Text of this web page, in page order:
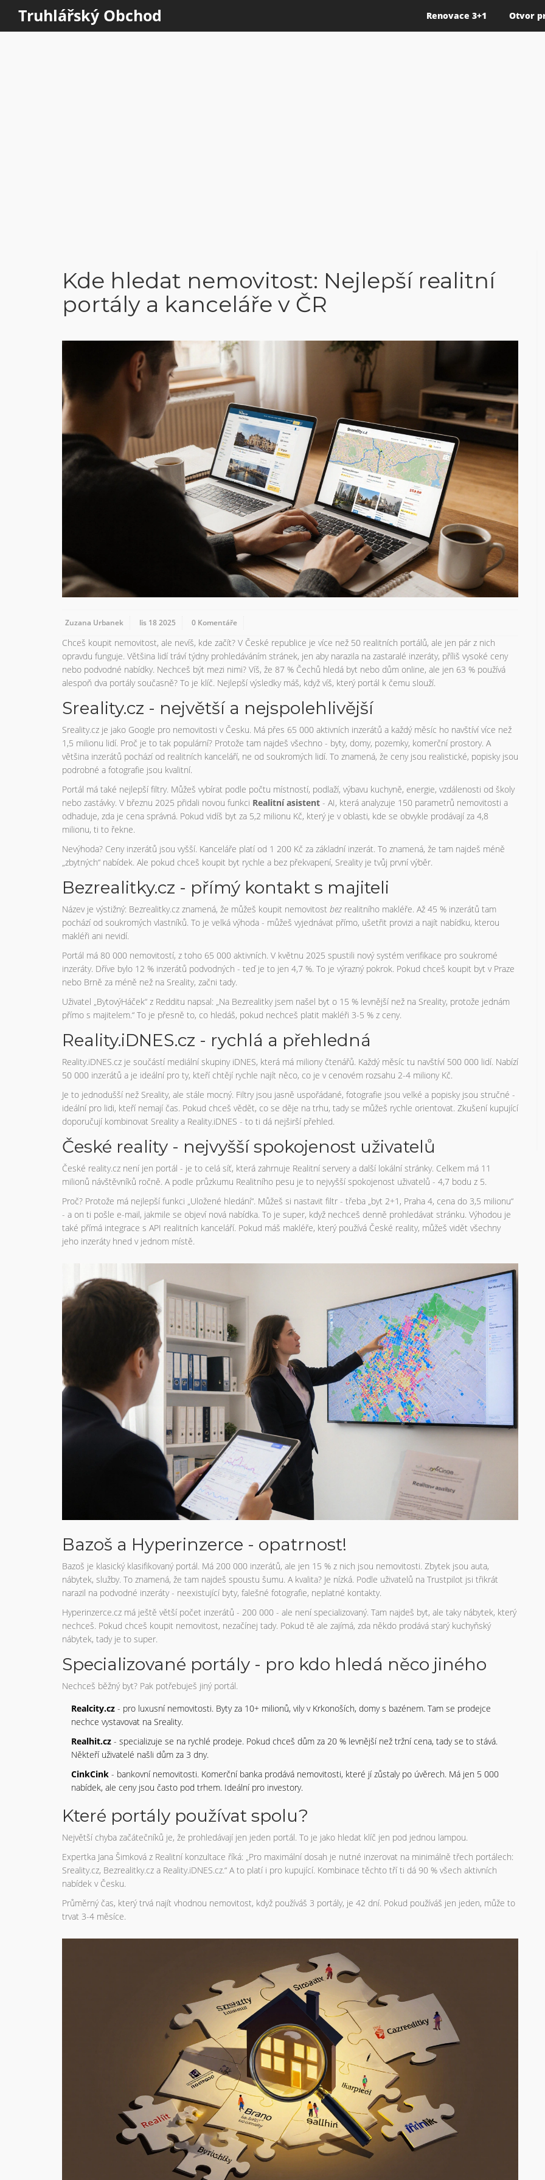
Truhlářský Obchod Renovace 3+1 Otvor
Kde hledat nemovitost: Nejlepší realitní
portály a kanceláře v ČR
Zuzana Urbanek lis 18 2025 0 Komentáře
Chceš koupit nemovitost, ale nevíš, kde začít? V České republice je více než 50 realitních portálů, ale jen pár z nich
opravdu funguje. Většina lidí tráví týdny prohledáváním stránek, jen aby narazila na zastaralé inzeráty, příliš vysoké ceny
nebo podvodné nabídky. Nechceš být mezi nimi? Víš, že 87 % Čechů hledá byt nebo dům online, ale jen 63 % používá
alespoň dva portály současně? To je klíč. Nejlepší výsledky máš, když víš, který portál k čemu slouží.
Sreality.cz - největší a nejspolehlivější
Sreality.cz je jako Google pro nemovitosti v Česku. Má přes 65 000 aktivních inzerátů a každý měsíc ho navštíví více než
1,5 milionu lidí. Proč je to tak populární? Protože tam najdeš všechno - byty, domy, pozemky, komerční prostory. A
většina inzerátů pochází od realitních kanceláří, ne od soukromých lidí. To znamená, že ceny jsou realistické, popisky jsou
podrobné a fotografie jsou kvalitní.
Portál má také nejlepší filtry. Můžeš vybírat podle počtu místností, podlaží, výbavu kuchyně, energie, vzdálenosti od školy
nebo zastávky. V březnu 2025 přidali novou funkci Realitní asistent - AI, která analyzuje 150 parametrů nemovitosti a
odhaduje, zda je cena správná. Pokud vidíš byt za 5,2 milionu Kč, který je v oblasti, kde se obvykle prodávají za 4,8
milionu, ti to řekne.
Nevýhoda? Ceny inzerátů jsou vyšší. Kanceláře platí od 1 200 Kč za základní inzerát. To znamená, že tam najdeš méně
„zbytných“ nabídek. Ale pokud chceš koupit byt rychle a bez překvapení, Sreality je tvůj první výběr.
Bezrealitky.cz - přímý kontakt s majiteli
Název je výstižný: Bezrealitky.cz znamená, že můžeš koupit nemovitost bez realitního makléře. Až 45 % inzerátů tam
pochází od soukromých vlastníků. To je velká výhoda - můžeš vyjednávat přímo, ušetřit provizi a najít nabídku, kterou
makléři ani nevidí.
Portál má 80 000 nemovitostí, z toho 65 000 aktivních. V květnu 2025 spustili nový systém verifikace pro soukromé
inzeráty. Dříve bylo 12 % inzerátů podvodných - teď je to jen 4,7 %. To je výrazný pokrok. Pokud chceš koupit byt v Praze
nebo Brně za méně než na Sreality, začni tady.
Uživatel „BytovýHáček“ z Redditu napsal: „Na Bezrealitky jsem našel byt o 15 % levnější než na Sreality, protože jednám
přímo s majitelem.“ To je přesně to, co hledáš, pokud nechceš platit makléři 3-5 % z ceny.
Reality.iDNES.cz - rychlá a přehledná
Reality.iDNES.cz je součástí mediální skupiny iDNES, která má miliony čtenářů. Každý měsíc tu navštíví 500 000 lidí. Nabízí
50 000 inzerátů a je ideální pro ty, kteří chtějí rychle najít něco, co je v cenovém rozsahu 2-4 miliony Kč.
Je to jednodušší než Sreality, ale stále mocný. Filtry jsou jasně uspořádané, fotografie jsou velké a popisky jsou stručné -
ideální pro lidi, kteří nemají čas. Pokud chceš vědět, co se děje na trhu, tady se můžeš rychle orientovat. Zkušení kupující
doporučují kombinovat Sreality a Reality.iDNES - to ti dá nejširší přehled.
České reality - nejvyšší spokojenost uživatelů
České reality.cz není jen portál - je to celá síť, která zahrnuje Realitní servery a další lokální stránky. Celkem má 11
milionů návštěvníků ročně. A podle průzkumu Realitního pesu je to nejvyšší spokojenost uživatelů - 4,7 bodu z 5.
Proč? Protože má nejlepší funkci „Uložené hledání“. Můžeš si nastavit filtr - třeba „byt 2+1, Praha 4, cena do 3,5 milionu“
- a on ti pošle e-mail, jakmile se objeví nová nabídka. To je super, když nechceš denně prohledávat stránku. Výhodou je
také přímá integrace s API realitních kanceláří. Pokud máš makléře, který používá České reality, můžeš vidět všechny
jeho inzeráty hned v jednom místě.
Bazoš a Hyperinzerce - opatrnost!
Bazoš je klasický klasifikovaný portál. Má 200 000 inzerátů, ale jen 15 % z nich jsou nemovitosti. Zbytek jsou auta,
nábytek, služby. To znamená, že tam najdeš spoustu šumu. A kvalita? Je nízká. Podle uživatelů na Trustpilot jsi třikrát
narazil na podvodné inzeráty - neexistující byty, falešné fotografie, neplatné kontakty.
Hyperinzerce.cz má ještě větší počet inzerátů - 200 000 - ale není specializovaný. Tam najdeš byt, ale taky nábytek, který
nechceš. Pokud chceš koupit nemovitost, nezačínej tady. Pokud tě ale zajímá, zda někdo prodává starý kuchyňský
nábytek, tady je to super.
Specializované portály - pro kdo hledá něco jiného
Nechceš běžný byt? Pak potřebuješ jiný portál.
Realcity.cz - pro luxusní nemovitosti. Byty za 10+ milionů, vily v Krkonoších, domy s bazénem. Tam se prodejce
nechce vystavovat na Sreality.
Realhit.cz - specializuje se na rychlé prodeje. Pokud chceš dům za 20 % levnější než tržní cena, tady se to stává.
Někteří uživatelé našli dům za 3 dny.
CinkCink - bankovní nemovitosti. Komerční banka prodává nemovitosti, které jí zůstaly po úvěrech. Má jen 5 000
nabídek, ale ceny jsou často pod trhem. Ideální pro investory.
Které portály používat spolu?
Největší chyba začátečníků je, že prohledávají jen jeden portál. To je jako hledat klíč jen pod jednou lampou.
Expertka Jana Šimková z Realitní konzultace říká: „Pro maximální dosah je nutné inzerovat na minimálně třech portálech:
Sreality.cz, Bezrealitky.cz a Reality.iDNES.cz.“ A to platí i pro kupující. Kombinace těchto tří ti dá 90 % všech aktivních
nabídek v Česku.
Průměrný čas, který trvá najít vhodnou nemovitost, když používáš 3 portály, je 42 dní. Pokud používáš jen jeden, může to
trvat 3-4 měsíce.